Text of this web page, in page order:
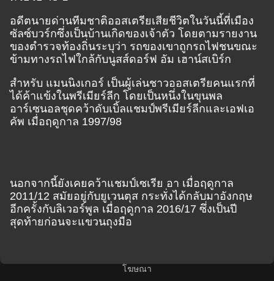
อดีตนายด่านทีมชาติออสเตรียเสียชีวิตในวันนี้ที่เมือง
ซัลซ์บวร์กซึ่งเป็นบ้านเกิดของเจ้าตัว โดยตามรายงาน
ของตำรวจท้องถิ่นระบุว่า รถของเขาถูกรถไฟชนขณะ
ข้ามทางรถไฟใกล้กับนูสส์ดอร์ฟ อัม เฮาน์สเบิร์ก
สำหรับ แมนนิงเกอร์ เป็นผู้เล่นชาวออสเตรียคนแรกที่
ได้ค้าแข้งในพรีเมียร์ลีก โดยเป็นหนึ่งในขุนพล
อาร์เซนอลชุดคว้าดับเบิ้ลแชมป์พรีเมียร์ลีกและเอฟเอ
คัพ เมื่อฤดูกาล 1997/98
นอกจากนี้ยังเคยคว้าแชมป์เซเรีย อา เมื่อฤดูกาล
2011/12 สมัยอยู่กับยูเวนตุส กระทั่งได้กลับมาอังกฤษ
อีกครั้งกับลิเวอร์พูล เมื่อฤดูกาล 2016/17 ซึ่งเป็นปี
สุดท้ายก่อนจะแขวนถุงมือ
โฆษณา